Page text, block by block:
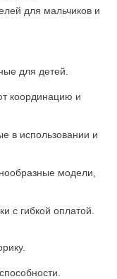
для мальчиков и
для детей.
координацию и
в использовании и
модели,
с гибкой оплатой.